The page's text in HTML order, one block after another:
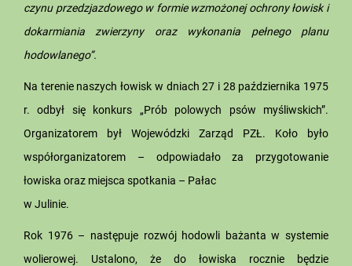
czynu przedzjazdowego w formie wzmożonej ochrony łowisk i
dokarmiania zwierzyny oraz wykonania pełnego planu
hodowlanego”.
Na terenie naszych łowisk w dniach 27 i 28 października 1975
r. odbył się konkurs „Prób polowych psów myśliwskich”.
Organizatorem był Wojewódzki Zarząd PZŁ. Koło było
współorganizatorem – odpowiadało za przygotowanie
łowiska oraz miejsca spotkania – Pałac
w Julinie.
Rok 1976 – następuje rozwój hodowli bażanta w systemie
wolierowej. Ustalono, że do łowiska rocznie będzie